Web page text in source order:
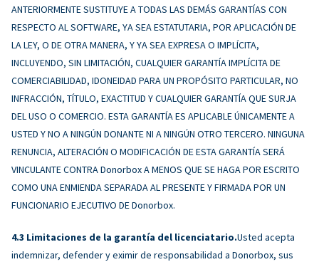
ANTERIORMENTE SUSTITUYE A TODAS LAS DEMÁS GARANTÍAS CON
RESPECTO AL SOFTWARE, YA SEA ESTATUTARIA, POR APLICACIÓN DE
LA LEY, O DE OTRA MANERA, Y YA SEA EXPRESA O IMPLÍCITA,
INCLUYENDO, SIN LIMITACIÓN, CUALQUIER GARANTÍA IMPLÍCITA DE
COMERCIABILIDAD, IDONEIDAD PARA UN PROPÓSITO PARTICULAR, NO
INFRACCIÓN, TÍTULO, EXACTITUD Y CUALQUIER GARANTÍA QUE SURJA
DEL USO O COMERCIO. ESTA GARANTÍA ES APLICABLE ÚNICAMENTE A
USTED Y NO A NINGÚN DONANTE NI A NINGÚN OTRO TERCERO. NINGUNA
RENUNCIA, ALTERACIÓN O MODIFICACIÓN DE ESTA GARANTÍA SERÁ
VINCULANTE CONTRA Donorbox A MENOS QUE SE HAGA POR ESCRITO
COMO UNA ENMIENDA SEPARADA AL PRESENTE Y FIRMADA POR UN
FUNCIONARIO EJECUTIVO DE Donorbox.
Limitaciones de la garantía del licenciatario.Usted acepta
indemnizar, defender y eximir de responsabilidad a Donorbox, sus